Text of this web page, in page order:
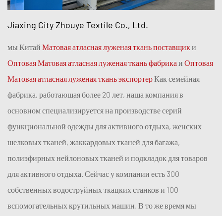
Jiaxing City Zhouye Textile Co., Ltd.
мы Китай Матовая атласная луженая ткань поставщики
Оптовая Матовая атласная луженая ткань фабрика и Оптовая
Матовая атласная луженая ткань экспортерКак семейная
фабрика, работающая более 20 лет, наша компания в
основном специализируется на производстве серий
функциональной одежды для активного отдыха, женских
шелковых тканей, жаккардовых тканей для багажа,
полиэфирных нейлоновых тканей и подкладок для товаров
для активного отдыха. Сейчас у компании есть 300
собственных водоструйных ткацких станков и 100
вспомогательных крутильных машин. В то же время мы